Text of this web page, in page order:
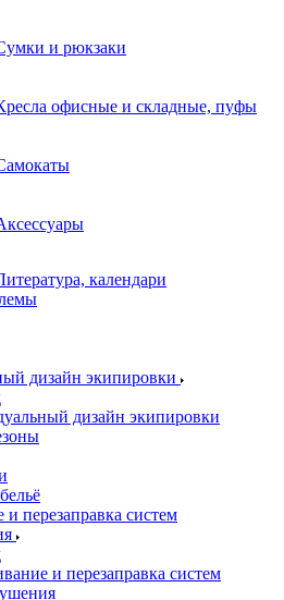
и рюкзаки
офисные и складные, пуфы
календари
дизайн экипировки
дизайн экипировки
перезаправка систем
и перезаправка систем